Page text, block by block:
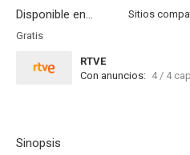
Disponible en...
Gratis
RTVE
Disponible hasta el Jue,
Con anuncios: 4 / 4
Sinopsis